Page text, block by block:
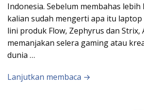
Indonesia. Sebelum membahas
kalian sudah mengerti apa itu laptop
lini produk Flow, Zephyrus dan Strix,
memanjakan selera gaming atau
dunia …
Lanjutkan membaca →